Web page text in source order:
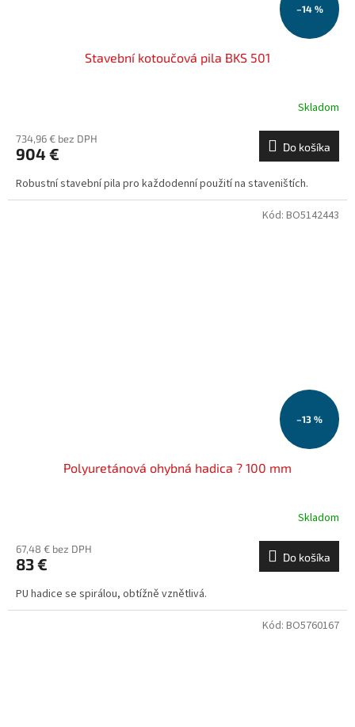
–14 %
Stavební kotoučová pila BKS 501
Skladom
734,96 € bez DPH
904 € Do košíka
Robustní stavební pila pro každodenní použití na staveništích.
–13 %
Polyuretánová ohybná hadica ? 100 mm
Skladom
67,48 € bez DPH
83 € Do košíka
PU hadice se spirálou, obtížně vznětlivá.
Kód: BO5142443
Kód: BO5760167